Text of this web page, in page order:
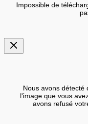
Impossible de
Nous avons détecté
l'image que vous
avons refusé